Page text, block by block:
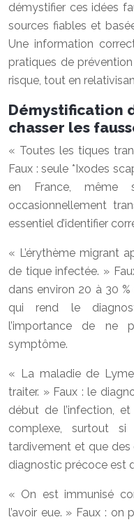
démystifier ces idées
sources fiables et
Une information
pratiques de
risque, tout en
Démystification
chasser les
« Toutes les tiques
Faux : seule *Ixodes
en France, même
occasionnellement
essentiel d’identifier
« L’érythème migrant
de tique infectée. »
dans environ 20 à 30
qui rend le
l’importance de ne
symptôme.
« La maladie de
traiter. » Faux : le
début de l’infection,
complexe, surtout
tardivement et que des
diagnostic précoce est
« On est immunisé
l’avoir eue. » Faux :